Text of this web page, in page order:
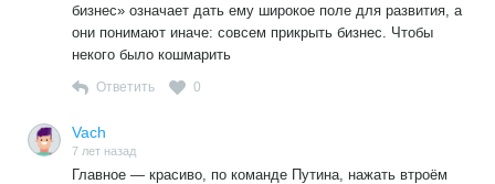
бизнес» означает дать ему широкое поле для развития, а
они понимают иначе: совсем прикрыть бизнес. Чтобы
некого было кошмарить
Ответить 0
Vach
7 лет назад
Главное — красиво, по команде Путина, нажать втроём